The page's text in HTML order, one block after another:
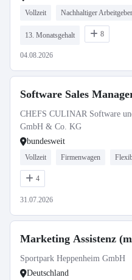
Vollzeit Nachhaltiger Arbeitgeber
13. Monatsgehalt 8
04.08.2026
Software Sales
CHEFS CULINAR Software
GmbH & Co. KG
bundesweit
Vollzeit Firmenwagen
4
31.07.2026
Marketing Assistenz
Sportpark Heppenheim GmbH
Deutschland